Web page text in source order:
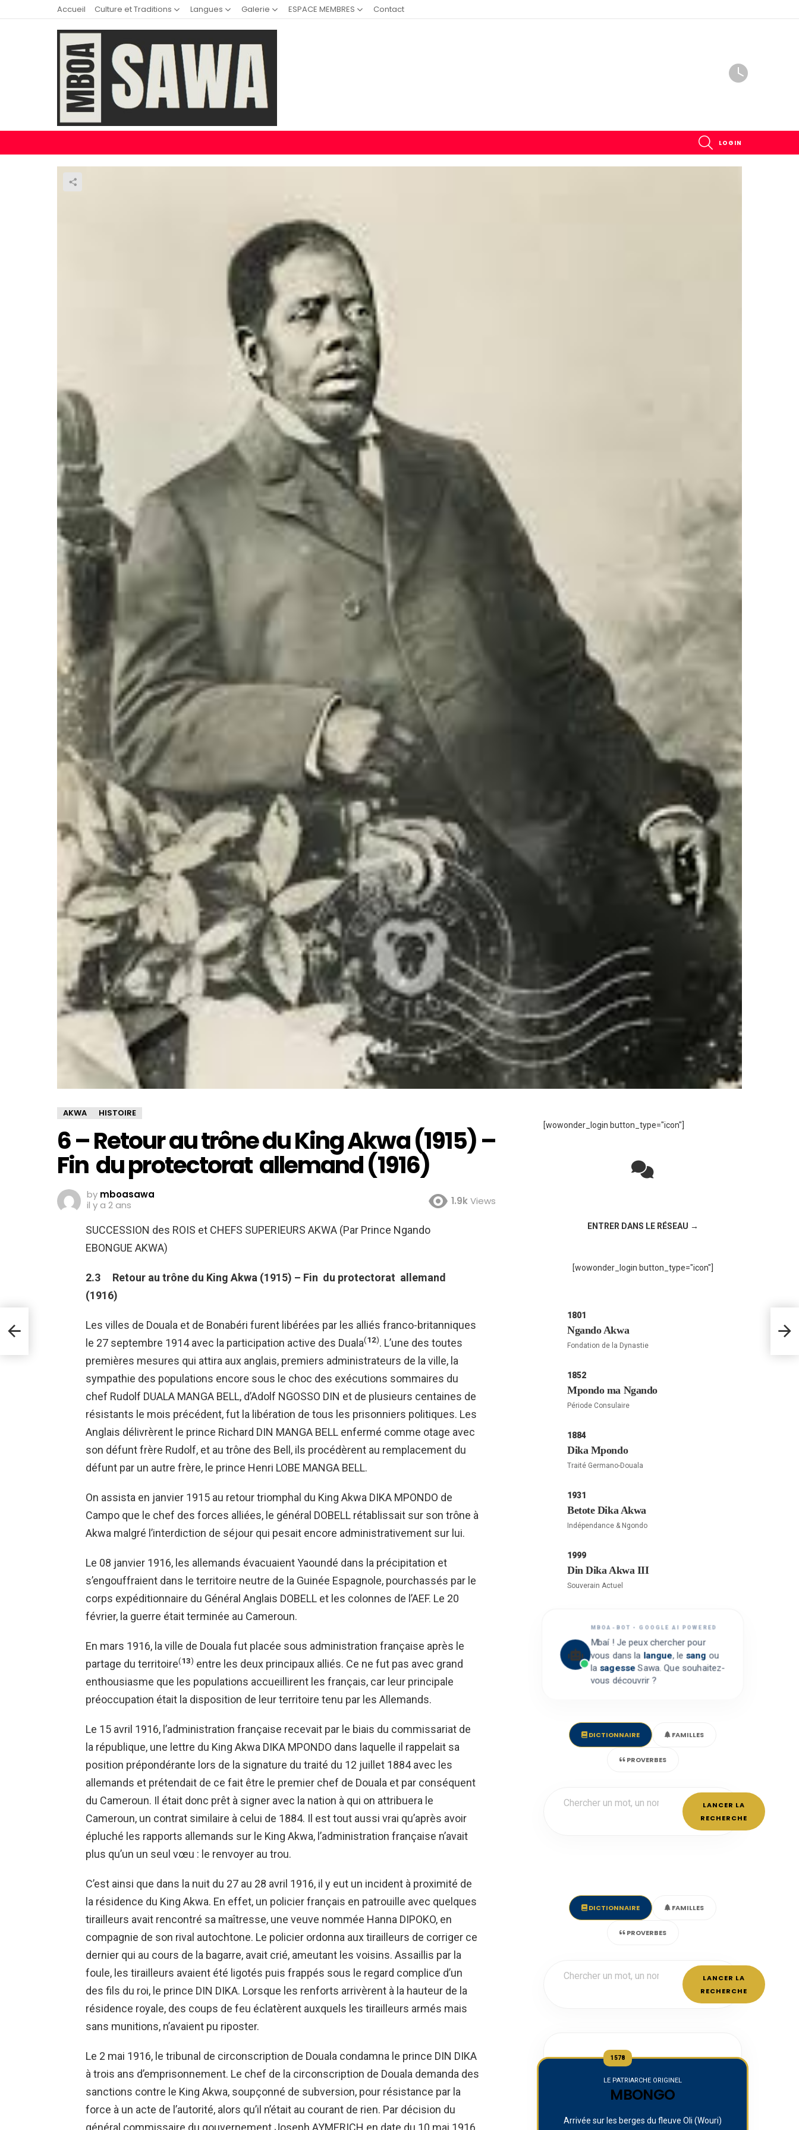
Accueil Culture et Traditions Langues Galerie ESPACE MEMBRES Contact
LOGIN
AKWA HISTOIRE
6 – Retour au trône du King Akwa (1915) –
Fin du protectorat allemand (1916)
by mboasawa
il y a 2 ans
1.9kViews
SUCCESSION des ROIS et CHEFS SUPERIEURS AKWA (Par Prince Ngando
EBONGUE AKWA)
2.3 Retour au trône du King Akwa (1915) – Fin du protectorat allemand
(1916)
Les villes de Douala et de Bonabéri furent libérées par les alliés franco-britanniques
le 27 septembre 1914 avec la participation active des Duala(12). L’une des toutes
premières mesures qui attira aux anglais, premiers administrateurs de la ville, la
sympathie des populations encore sous le choc des exécutions sommaires du
chef Rudolf DUALA MANGA BELL, d’Adolf NGOSSO DIN et de plusieurs centaines de
résistants le mois précédent, fut la libération de tous les prisonniers politiques. Les
Anglais délivrèrent le prince Richard DIN MANGA BELL enfermé comme otage avec
son défunt frère Rudolf, et au trône des Bell, ils procédèrent au remplacement du
défunt par un autre frère, le prince Henri LOBE MANGA BELL.
On assista en janvier 1915 au retour triomphal du King Akwa DIKA MPONDO de
Campo que le chef des forces alliées, le général DOBELL rétablissait sur son trône à
Akwa malgré l’interdiction de séjour qui pesait encore administrativement sur lui.
Le 08 janvier 1916, les allemands évacuaient Yaoundé dans la précipitation et
s’engouffraient dans le territoire neutre de la Guinée Espagnole, pourchassés par le
corps expéditionnaire du Général Anglais DOBELL et les colonnes de l’AEF. Le 20
février, la guerre était terminée au Cameroun.
En mars 1916, la ville de Douala fut placée sous administration française après le
partage du territoire(13) entre les deux principaux alliés. Ce ne fut pas avec grand
enthousiasme que les populations accueillirent les français, car leur principale
préoccupation était la disposition de leur territoire tenu par les Allemands.
Le 15 avril 1916, l’administration française recevait par le biais du commissariat de
la république, une lettre du King Akwa DIKA MPONDO dans laquelle il rappelait sa
position prépondérante lors de la signature du traité du 12 juillet 1884 avec les
allemands et prétendait de ce fait être le premier chef de Douala et par conséquent
du Cameroun. Il était donc prêt à signer avec la nation à qui on attribuera le
Cameroun, un contrat similaire à celui de 1884. Il est tout aussi vrai qu’après avoir
épluché les rapports allemands sur le King Akwa, l’administration française n’avait
plus qu’un un seul vœu : le renvoyer au trou.
C’est ainsi que dans la nuit du 27 au 28 avril 1916, il y eut un incident à proximité de
la résidence du King Akwa. En effet, un policier français en patrouille avec quelques
tirailleurs avait rencontré sa maîtresse, une veuve nommée Hanna DIPOKO, en
compagnie de son rival autochtone. Le policier ordonna aux tirailleurs de corriger ce
dernier qui au cours de la bagarre, avait crié, ameutant les voisins. Assaillis par la
foule, les tirailleurs avaient été ligotés puis frappés sous le regard complice d’un
des fils du roi, le prince DIN DIKA. Lorsque les renforts arrivèrent à la hauteur de la
résidence royale, des coups de feu éclatèrent auxquels les tirailleurs armés mais
sans munitions, n’avaient pu riposter.
Le 2 mai 1916, le tribunal de circonscription de Douala condamna le prince DIN DIKA
à trois ans d’emprisonnement. Le chef de la circonscription de Douala demanda des
sanctions contre le King Akwa, soupçonné de subversion, pour résistance par la
force à un acte de l’autorité, alors qu’il n’était au courant de rien. Par décision du
général commissaire du gouvernement Joseph AYMERICH en date du 10 mai 1916,
[wowonder_login button_type="icon"]
ENTRER DANS LE RÉSEAU →
[wowonder_login button_type="icon"]
1801
Ngando Akwa
Fondation de la Dynastie
1852
Mpondo ma Ngando
Période Consulaire
1884
Dika Mpondo
Traité Germano-Douala
1931
Betote Dika Akwa
Indépendance & Ngondo
1999
Din Dika Akwa III
Souverain Actuel
MBOA-BOT • GOOGLE AI POWERED
Mbaí ! Je peux chercher pour
vous dans la langue, le sangou
lasagesseSawa. Que souhaitez-
vous découvrir ?
DICTIONNAIRE FAMILLES
PROVERBES
LANCER LA
RECHERCHE
DICTIONNAIRE FAMILLES
PROVERBES
LANCER LA
RECHERCHE
1578
LE PATRIARCHE ORIGINEL
MBONGO
Arrivée sur les berges du fleuve Oli (Wouri)